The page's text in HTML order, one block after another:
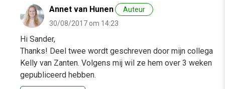
Annet van Hunen
Auteur
30/08/2017 om 14:23
Hi Sander,
Thanks! Deel twee wordt geschreven door mijn collega
Kelly van Zanten. Volgens mij wil ze hem over 3 weken
gepubliceerd hebben.